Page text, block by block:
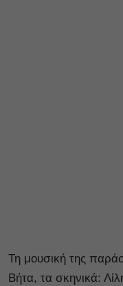
Τη μουσική της
Βήτα, τα σκηνικά: